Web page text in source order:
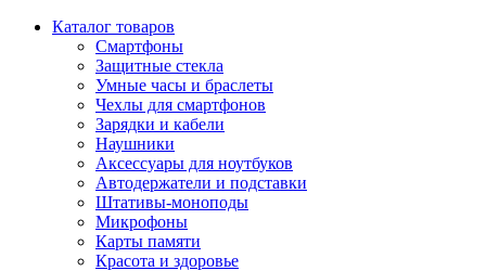
Каталог товаров
Смартфоны
Защитные стекла
Умные часы и браслеты
Чехлы для смартфонов
Зарядки и кабели
Наушники
Аксессуары для ноутбуков
Автодержатели и подставки
Штативы-моноподы
Микрофоны
Карты памяти
Красота и здоровье